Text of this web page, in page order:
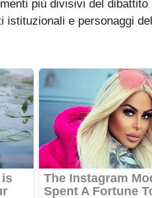
più divisivi del
e personaggi